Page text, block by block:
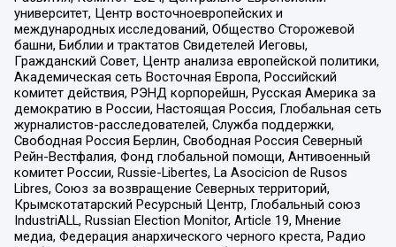
университет, Центр восточноевропейских и
международных исследований, Общество Сторожевой
башни, Библии и трактатов Свидетелей Иеговы,
Гражданский Совет, Центр анализа европейской политики,
Академическая сеть Восточная Европа, Российский
комитет действия, РЭНД корпорейшн, Русская Америка за
демократию в России, Настоящая Россия, Глобальная сеть
журналистов-расследователей, Служба поддержки,
Свободная Россия Берлин, Свободная Россия Северный
Рейн-Вестфалия, Фонд глобальной помощи, Антивоенный
комитет России, Russie-Libertes, La Asocicion de Rusos
Libres, Союз за возвращение Северных территорий,
Крымскотатарский Ресурсный Центр, Глобальный союз
IndustriALL, Russian Election Monitor, Article 19, Мнение
медиа, Федерация анархического черного креста, Радио